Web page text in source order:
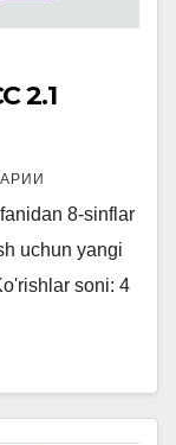
2.1
8-sinflar
uchun yangi
soni: 4